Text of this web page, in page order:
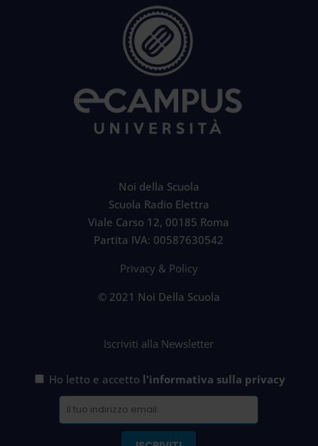
Noi della Scuola
Scuola Radio Elettra
Viale Carso 12, 00185 Roma
Partita IVA: 00587630542
Privacy & Policy
© 2021 Noi Della Scuola
Iscriviti alla Newsletter
Ho letto e accetto l'informativa sulla privacy